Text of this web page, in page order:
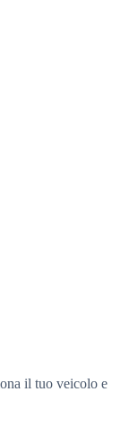
il tuo veicolo e